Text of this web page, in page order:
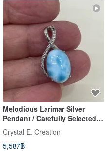
Melodious Larimar Silver
Pendant / Carefully Selected
Natural Stone
Crystal E. Creation
5,587฿